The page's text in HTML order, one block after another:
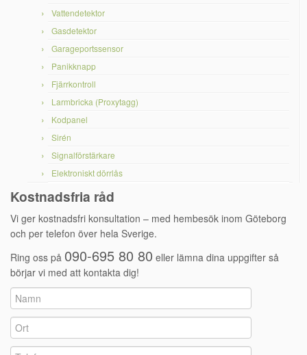
Vattendetektor
Gasdetektor
Garageportssensor
Panikknapp
Fjärrkontroll
Larmbricka (Proxytagg)
Kodpanel
Sirén
Signalförstärkare
Elektroniskt dörrlås
Kostnadsfria råd
Vi ger kostnadsfri konsultation – med hembesök inom Göteborg
och per telefon över hela Sverige.
Ring oss på 090-695 80 80 eller lämna dina uppgifter så
börjar vi med att kontakta dig!